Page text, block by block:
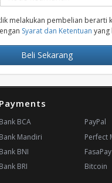
melakukan pembelian berarti
Syarat dan Ketentuan yang
Beli Sekarang
Payments
Bank BCA
Bank Mandiri
Bank BNI
Bank BRI
PayPal
Perfect
FasaPay
Bitcoin